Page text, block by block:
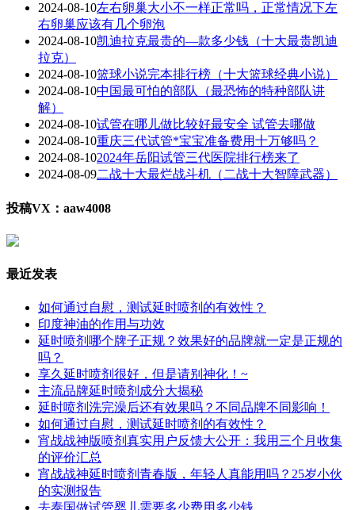
2024-08-10左右卵巢大小不一样正常吗，正常情况下左
右卵巢应该有几个卵泡
2024-08-10凯迪拉克最贵的—款多少钱（十大最贵凯迪
拉克）
2024-08-10篮球小说完本排行榜（十大篮球经典小说）
2024-08-10中国最可怕的部队（最恐怖的特种部队讲
解）
2024-08-10试管在哪儿做比较好最安全 试管去哪做
2024-08-10重庆三代试管*宝宝准备费用十万够吗？
2024-08-102024年岳阳试管三代医院排行榜来了
2024-08-09二战十大最烂战斗机（二战十大智障武器）
投稿VX：aaw4008
最近发表
如何通过自慰，测试延时喷剂的有效性？
印度神油的作用与功效
延时喷剂哪个牌子正规？效果好的品牌就一定是正规的
吗？
享久延时喷剂很好，但是请别神化！~
主流品牌延时喷剂成分大揭秘
延时喷剂洗完澡后还有效果吗？不同品牌不同影响！
如何通过自慰，测试延时喷剂的有效性？
宵战战神版喷剂真实用户反馈大公开：我用三个月收集
的评价汇总
宵战战神延时喷剂青春版，年轻人真能用吗？25岁小伙
的实测报告